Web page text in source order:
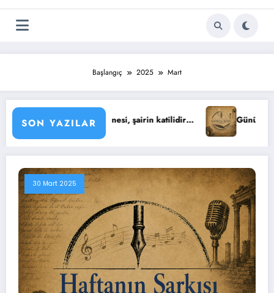
Başlangıç 2025 Mart
SON YAZILAR
şairin katilidir… Günün Sözü : Yaşıyoruz işte… Tıpkı
30 Mart 2025